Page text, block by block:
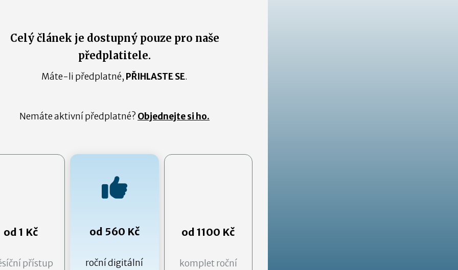
Celý článek je dostupný pouze pro naše
předplatitele.
Máte-li předplatné, PŘIHLASTE SE.
Nemáte aktivní předplatné? Objednejte si ho.
od 1 Kč
přístup
od 560 Kč
roční digitální
od 1100 Kč
komplet roční